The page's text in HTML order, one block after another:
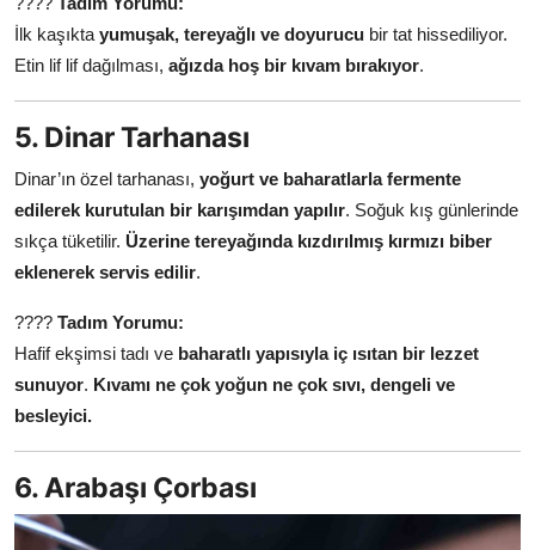
İlk kaşıkta yumuşak, tereyağlı ve doyurucu bir tat hissediliyor.
Etin lif lif dağılması, ağızda hoş bir kıvam bırakıyor.
5. Dinar Tarhanası
Dinar’ın özel tarhanası, yoğurt ve baharatlarla fermente
edilerek kurutulan bir karışımdan yapılır. Soğuk kış günlerinde
sıkça tüketilir. Üzerine tereyağında kızdırılmış kırmızı biber
eklenerek servis edilir.
???? Tadım Yorumu:
Hafif ekşimsi tadı ve baharatlı yapısıyla iç ısıtan bir lezzet
sunuyor. Kıvamı ne çok yoğun ne çok sıvı, dengeli ve
besleyici.
6. Arabaşı Çorbası